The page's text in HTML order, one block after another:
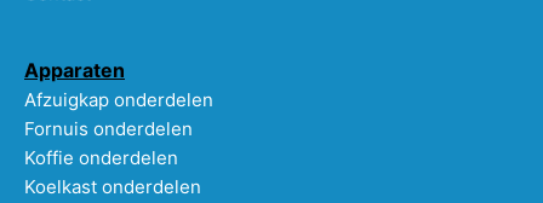
Apparaten
Afzuigkap onderdelen
Fornuis onderdelen
Koffie onderdelen
Koelkast onderdelen